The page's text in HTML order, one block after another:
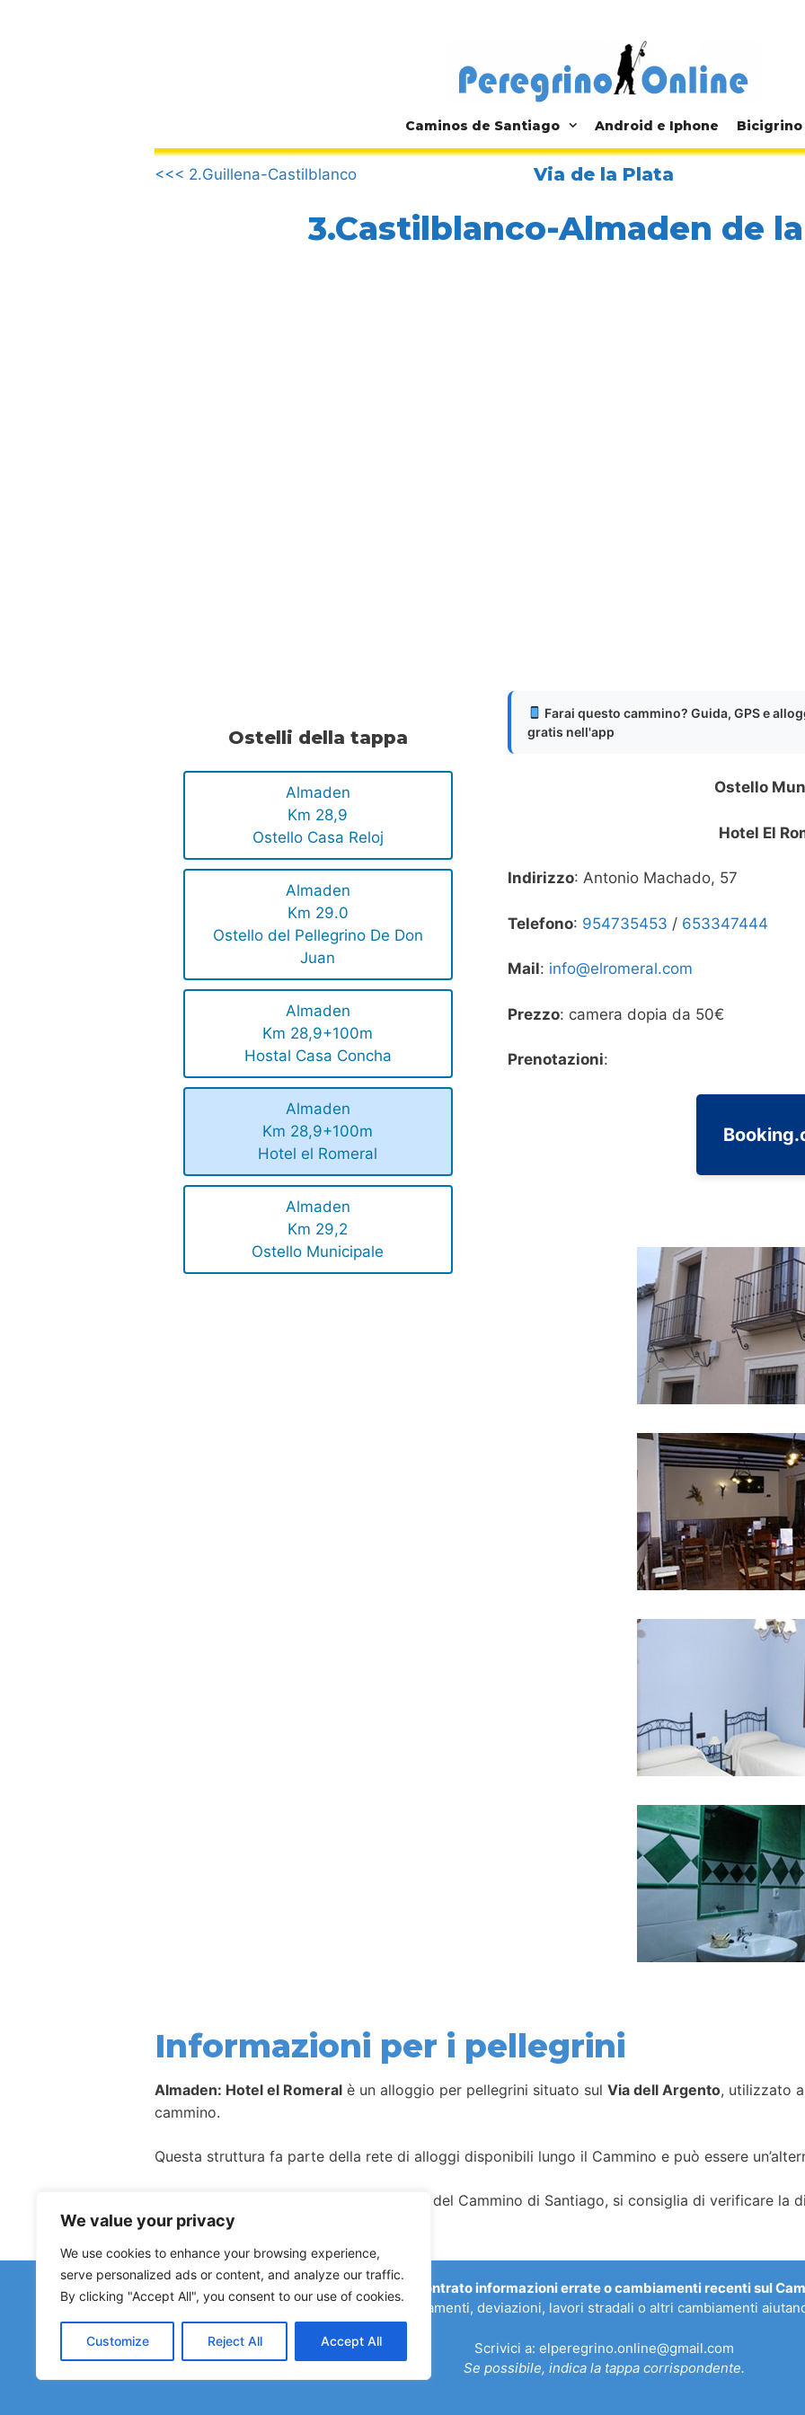
We value your privacy
We use cookies to enhance your browsing experience,
serve personalized ads or content, and analyze our traffic.
By clicking "Accept All", you consent to our use of cookies.
Customize Reject All Accept All
Caminos de Santiago Android e Iphone Bicigrino
.
<<< 2.Guillena-Castilblanco
Via de la Plata
3.Castilblanco-Almaden de
Ostelli della tappa
Almaden
Km 28,9
Ostello Casa Reloj
Almaden
Km 29.0
Ostello del Pellegrino De Don
Juan
Almaden
Km 28,9+100m
Hostal Casa Concha
Almaden
Km 28,9+100m
Hotel el Romeral
Almaden
Km 29,2
Ostello Municipale
Farai questo cammino? Guida, GPS e
gratis nell'app
Ostello
Hotel El
Indirizzo: Antonio Machado, 57
Telefono: 954735453 / 653347444
Mail: info@elromeral.com
Prezzo: camera dopia da 50€
Prenotazioni:
Informazioni per i pellegrini
Almaden: Hotel el Romeral è un alloggio per pellegrini situato sul Via dell Argento, utilizzato
cammino.
Questa struttura fa parte della rete di alloggi disponibili lungo il Cammino e può essere
Come per la maggior parte degli alloggi del Cammino di Santiago, si consiglia di verificare la
Hai riscontrato informazioni errate o cambiamenti recenti sul
Le segnalazioni su ostelli chiusi, allagamenti, deviazioni, lavori stradali o altri cambiamenti
Scrivici a: elperegrino.online@gmail.com
Se possibile, indica la tappa corrispondente.